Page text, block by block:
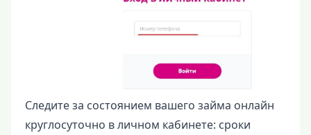
Следите за состоянием вашего займа онлайн
круглосуточно в личном кабинете: сроки